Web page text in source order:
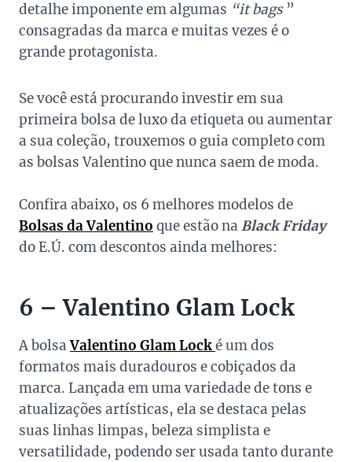
detalhe imponente em algumas “it bags ”
consagradas da marca e muitas vezes é o
grande protagonista.
Se você está procurando investir em sua
primeira bolsa de luxo da etiqueta ou aumentar
a sua coleção, trouxemos o guia completo com
as bolsas Valentino que nunca saem de moda.
Confira abaixo, os 6 melhores modelos de
Bolsas da Valentino que estão na Black Friday
do E.Ú. com descontos ainda melhores:
6 – Valentino Glam Lock
A bolsaValentino Glam Locké um dos
formatos mais duradouros e cobiçados da
marca. Lançada em uma variedade de tons e
atualizações artísticas, ela se destaca pelas
suas linhas limpas, beleza simplista e
versatilidade, podendo ser usada tanto durante